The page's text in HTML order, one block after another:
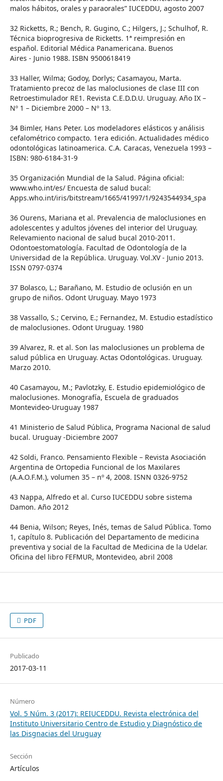
malos hábitos, orales y paraorales” IUCEDDU, agosto 2007
32 Ricketts, R.; Bench, R. Gugino, C.; Hilgers, J.; Schulhof, R.
Técnica bioprogresiva de Ricketts. 1ª reimpresión en
español. Editorial Médica Panamericana. Buenos
Aires - Junio 1988. ISBN 9500618419
33 Haller, Wilma; Godoy, Dorlys; Casamayou, Marta.
Tratamiento precoz de las maloclusiones de clase III con
Retroestimulador RE1. Revista C.E.D.D.U. Uruguay. Año IX –
Nº 1 – Diciembre 2000 – Nº 13.
34 Bimler, Hans Peter. Los modeladores elásticos y análisis
cefalométrico compacto. 1era edición. Actualidades médico
odontológicas latinoamerica. C.A. Caracas, Venezuela 1993 –
ISBN: 980-6184-31-9
35 Organización Mundial de la Salud. Página oficial:
www.who.int/es/ Encuesta de salud bucal:
Apps.who.int/iris/bitstream/1665/41997/1/9243544934_spa
36 Ourens, Mariana et al. Prevalencia de maloclusiones en
adolescentes y adultos jóvenes del interior del Uruguay.
Relevamiento nacional de salud bucal 2010-2011.
Odontoestomatología. Facultad de Odontología de la
Universidad de la República. Uruguay. Vol.XV - Junio 2013.
ISSN 0797-0374
37 Bolasco, L.; Barañano, M. Estudio de oclusión en un
grupo de niños. Odont Uruguay. Mayo 1973
38 Vassallo, S.; Cervino, E.; Fernandez, M. Estudio estadístico
de maloclusiones. Odont Uruguay. 1980
39 Alvarez, R. et al. Son las maloclusiones un problema de
salud pública en Uruguay. Actas Odontológicas. Uruguay.
Marzo 2010.
40 Casamayou, M.; Pavlotzky, E. Estudio epidemiológico de
maloclusiones. Monografía, Escuela de graduados
Montevideo-Uruguay 1987
41 Ministerio de Salud Pública, Programa Nacional de salud
bucal. Uruguay -Diciembre 2007
42 Soldi, Franco. Pensamiento Flexible – Revista Asociación
Argentina de Ortopedia Funcional de los Maxilares
(A.A.O.F.M.), volumen 35 – nº 4, 2008. ISNN 0326-9752
43 Nappa, Alfredo et al. Curso IUCEDDU sobre sistema
Damon. Año 2012
44 Benia, Wilson; Reyes, Inés, temas de Salud Pública. Tomo
1, capítulo 8. Publicación del Departamento de medicina
preventiva y social de la Facultad de Medicina de la Udelar.
Oficina del libro FEFMUR, Montevideo, abril 2008
PDF
Publicado
2017-03-11
Número
Vol. 5 Núm. 3 (2017): REIUCEDDU. Revista electrónica del
Instituto Universitario Centro de Estudio y Diagnóstico de
las Disgnacias del Uruguay
Sección
Artículos